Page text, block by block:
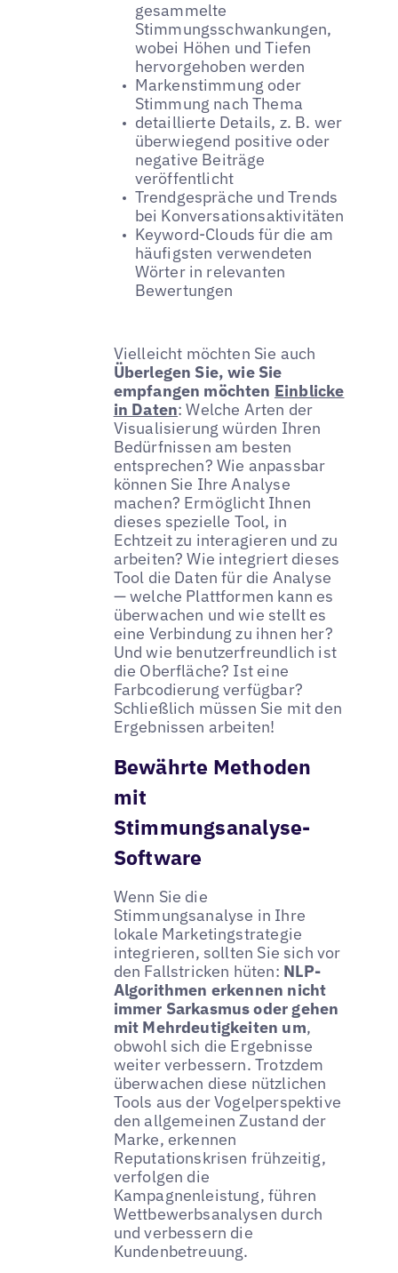
gesammelte
Stimmungsschwankungen,
wobei Höhen und Tiefen
hervorgehoben werden
Markenstimmung oder
Stimmung nach Thema
detaillierte Details, z. B. wer
überwiegend positive oder
negative Beiträge
veröffentlicht
Trendgespräche und Trends
bei Konversationsaktivitäten
Keyword-Clouds für die am
häufigsten verwendeten
Wörter in relevanten
Bewertungen
Vielleicht möchten Sie auch
Überlegen Sie, wie Sie
empfangen möchten Einblicke
in Daten: Welche Arten der
Visualisierung würden Ihren
Bedürfnissen am besten
entsprechen? Wie anpassbar
können Sie Ihre Analyse
machen? Ermöglicht Ihnen
dieses spezielle Tool, in
Echtzeit zu interagieren und zu
arbeiten? Wie integriert dieses
Tool die Daten für die Analyse
— welche Plattformen kann es
überwachen und wie stellt es
eine Verbindung zu ihnen her?
Und wie benutzerfreundlich ist
die Oberfläche? Ist eine
Farbcodierung verfügbar?
Schließlich müssen Sie mit den
Ergebnissen arbeiten!
Bewährte Methoden
mit
Stimmungsanalyse-
Software
Wenn Sie die
Stimmungsanalyse in Ihre
lokale Marketingstrategie
integrieren, sollten Sie sich vor
den Fallstricken hüten: NLP-
Algorithmen erkennen nicht
immer Sarkasmus oder gehen
mit Mehrdeutigkeiten um,
obwohl sich die Ergebnisse
weiter verbessern. Trotzdem
überwachen diese nützlichen
Tools aus der Vogelperspektive
den allgemeinen Zustand der
Marke, erkennen
Reputationskrisen frühzeitig,
verfolgen die
Kampagnenleistung, führen
Wettbewerbsanalysen durch
und verbessern die
Kundenbetreuung.